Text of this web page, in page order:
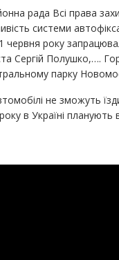
рада Всі права
системи
року
Сергій Полушко,….
парку
не зможуть
в Україні планують